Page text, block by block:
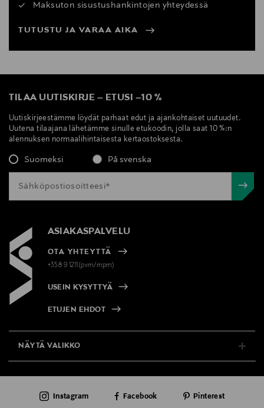
Maksuton sisustushankintojen yhteydessä
TUTUSTU JA VARAA AIKA
TILAA UUTISKIRJE – ETUSI –10 %
Uutiskirjeestämme löydät parhaat edut ja ajankohtaiset uutuudet.
Uutena tilaajana lähetämme sinulle etukoodin, jolla saat 10 %:n
alennuksen normaalihintaisesta kertaostoksesta.
Suomeksi På svenska
ASIAKASPALVELU
OTA YHTEYTTÄ
+358 9 1211(pvm/mpm)
USEIN KYSYTTYÄ
ETUJEN EHDOT
NÄYTÄ VALIKKO
AJANKOHTAISTA
Instagram Facebook Pinterest